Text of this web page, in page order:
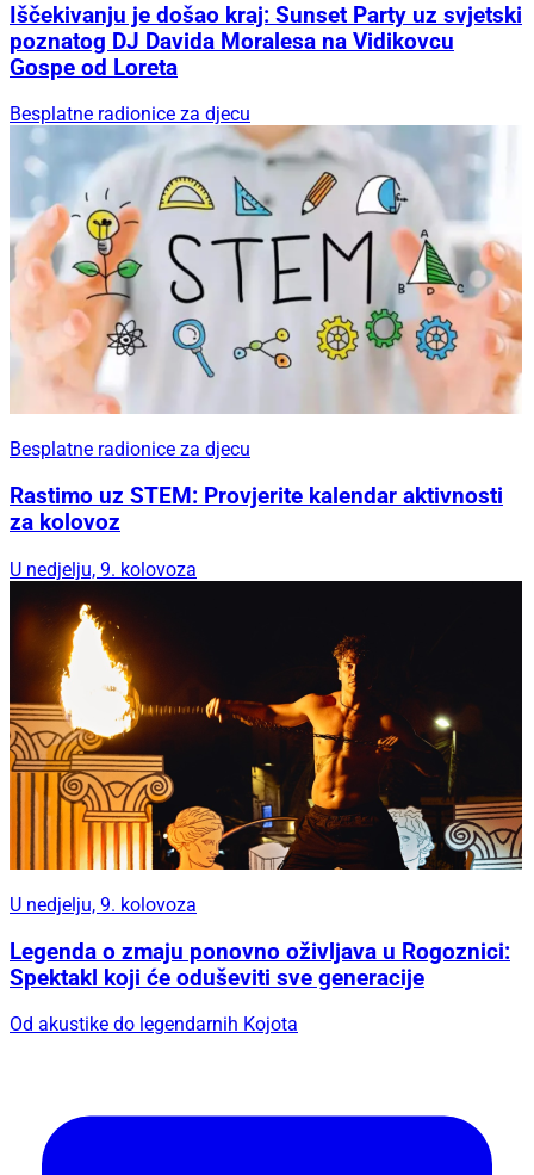
Iščekivanju je došao kraj: Sunset Party uz svjetski
poznatog DJ Davida Moralesa na Vidikovcu
Gospe od Loreta
Besplatne radionice za djecu
Besplatne radionice za djecu
Rastimo uz STEM: Provjerite kalendar aktivnosti
za kolovoz
U nedjelju, 9. kolovoza
U nedjelju, 9. kolovoza
Legenda o zmaju ponovno oživljava u Rogoznici:
Spektakl koji će oduševiti sve generacije
Od akustike do legendarnih Kojota